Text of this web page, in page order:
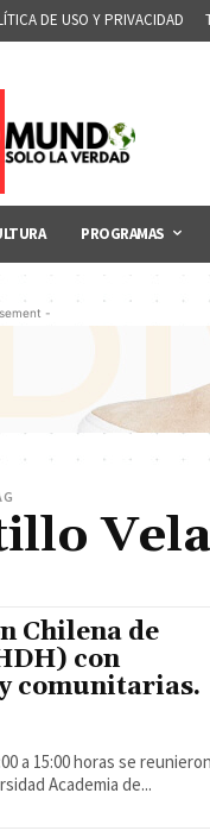
DE USO Y PRIVACIDAD
PROGRAMAS
-
Chilena de
con
comunitarias.
a 15:00 horas se reunieron
Academia de...